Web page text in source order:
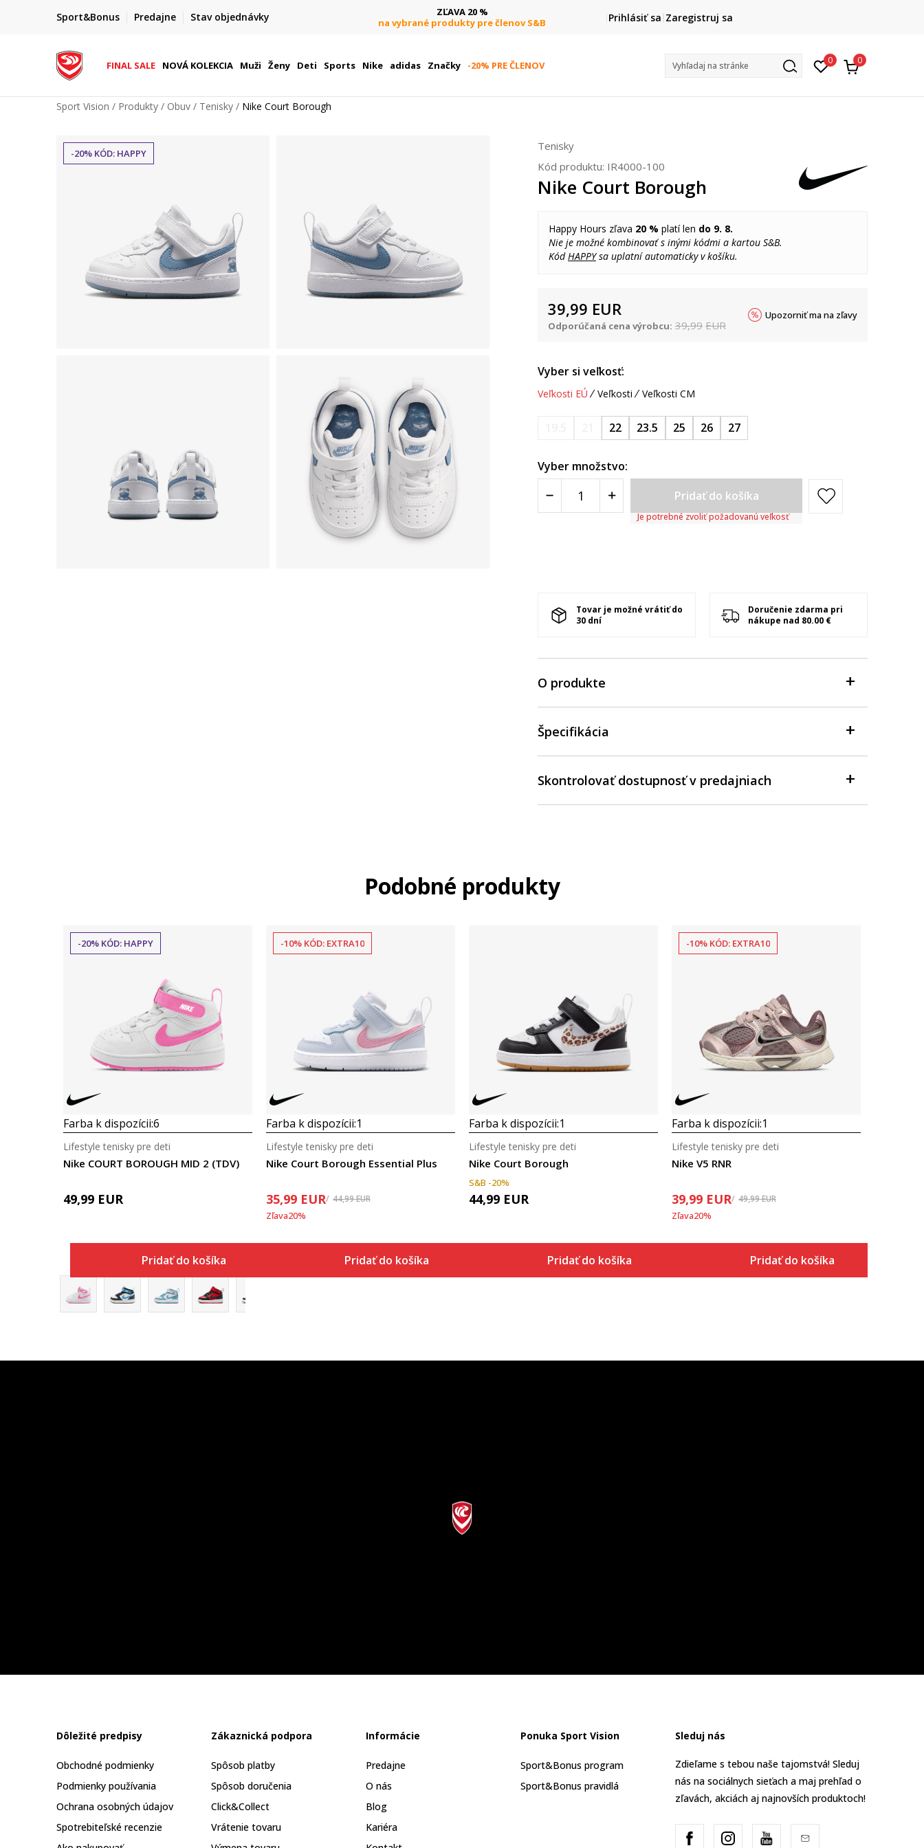
Sport&Bonus Predajne Stav objednávky
FINAL SALE AŽ -60 %
+ extra zľava 10 % len do 9. 8.
ZĽAVA 20 %
na vybrané produkty pre členov S&B
DOPRAVA ZADARMO
pri objednaní nad 80 € (neplatí pre Click&Collect)
Prihlásiť sa Zaregistruj sa
FINAL SALE NOVÁ KOLEKCIA Muži Ženy Deti Sports Nike adidas Značky -20% PRE ČLENOV Vyhľadaj na stránke 0 0
Sport Vision Produkty Obuv Tenisky Nike Court Borough
-20% KÓD: HAPPY
Tenisky
Kód produktu: IR4000-100
Nike Court Borough
Happy Hours zľava 20 % platí len do 9. 8.
Nie je možné kombinovať s inými kódmi a kartou S&B.
KódHAPPYsa uplatní automaticky v košíku.
39,99 EUR
Odporúčaná cena výrobcu: 39,99 EUR
Upozorniť ma na zľavy
Vyber si veľkosť:
Veľkosti EÚ Veľkosti Veľkosti CM
22 23.5 25 26 27
Vyber množstvo:
Pridať do košíka
Je potrebné zvoliť požadovanú veľkosť
Tovar je možné vrátiť do
30 dní
Doručenie zdarma pri
nákupe nad 80.00 €
O produkte
Špecifikácia
Skontrolovať dostupnosť v predajniach
Podobné produkty
-20% KÓD: HAPPY
Farba k dispozícii:6
Nike COURT BOROUGH MID 2 (TDV)
Lifestyle tenisky pre deti
49,99 EUR
Pridať do košíka
-10% KÓD: EXTRA10
Farba k dispozícii:1
Nike Court Borough Essential Plus
Lifestyle tenisky pre deti
35,99 EUR 44,99EUR
Zľava20%
Pridať do košíka
Farba k dispozícii:1
Nike Court Borough
Lifestyle tenisky pre deti
S&B -20%
44,99 EUR
Pridať do košíka
-10% KÓD: EXTRA10
Farba k dispozícii:1
Nike V5 RNR
Lifestyle tenisky pre deti
39,99 EUR 49,99EUR
Zľava20%
Pridať do košíka
Dôležité predpisy
Obchodné podmienky
Podmienky používania
Ochrana osobných údajov
Spotrebiteľské recenzie
Zákaznická podpora
Spôsob platby
Spôsob doručenia
Click&Collect
Vrátenie tovaru
Informácie
Predajne
O nás
Blog
Kariéra
Ponuka Sport Vision
Sport&Bonus program
Sport&Bonus pravidlá
Sleduj nás
Zdieľame s tebou naše tajomstvá! Sleduj
nás na sociálnych sieťach a maj prehľad o
zľavách, akciách aj najnovších produktoch!